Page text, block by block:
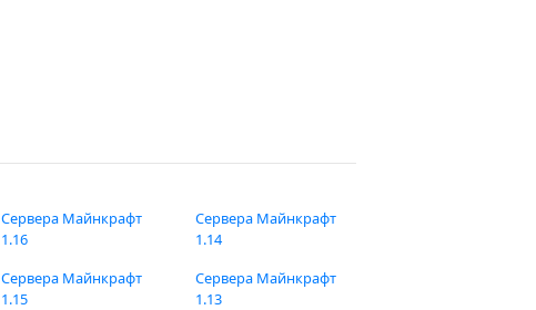
Сервера Майнкрафт
1.16
Сервера Майнкрафт
1.15
Сервера Майнкрафт
1.14
Сервера Майнкрафт
1.13